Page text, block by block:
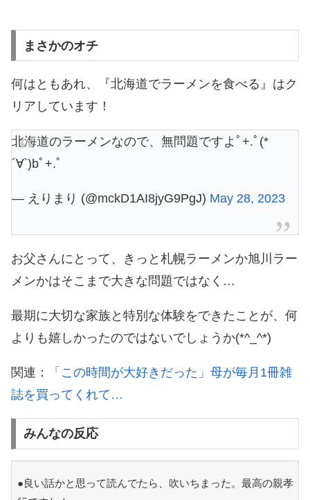
まさかのオチ
何はともあれ、『北海道でラーメンを食べる』はク
リアしています！
北海道のラーメンなので、無問題ですよﾟ+.ﾟ(*
´∀`)bﾟ+.ﾟ
— えりまり (@mckD1AI8jyG9PgJ) May 28, 2023
お父さんにとって、きっと札幌ラーメンか旭川ラー
メンかはそこまで大きな問題ではなく…
最期に大切な家族と特別な体験をできたことが、何
よりも嬉しかったのではないでしょうか(*^_^*)
関連：
「この時間が大好きだった」母が毎月1冊雑
誌を買ってくれて…
みんなの反応
●良い話かと思って読んでたら、吹いちまった。最高の親孝